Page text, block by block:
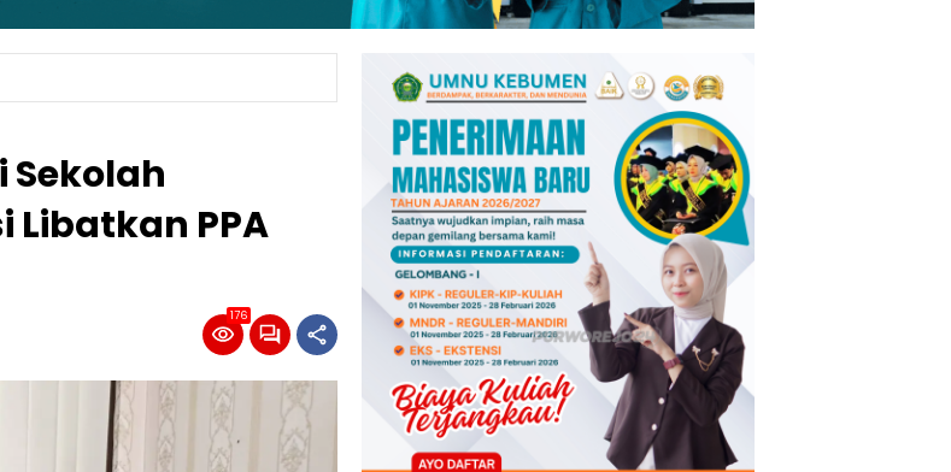
Sekolah
Libatkan PPA
176